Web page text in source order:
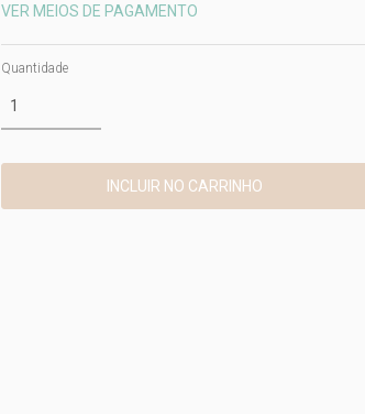
VER MEIOS DE PAGAMENTO
Quantidade